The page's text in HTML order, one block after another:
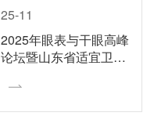
25-11
2025年眼表与干眼高峰
论坛暨山东省适宜卫生
济南明水眼科医院顺利
举行